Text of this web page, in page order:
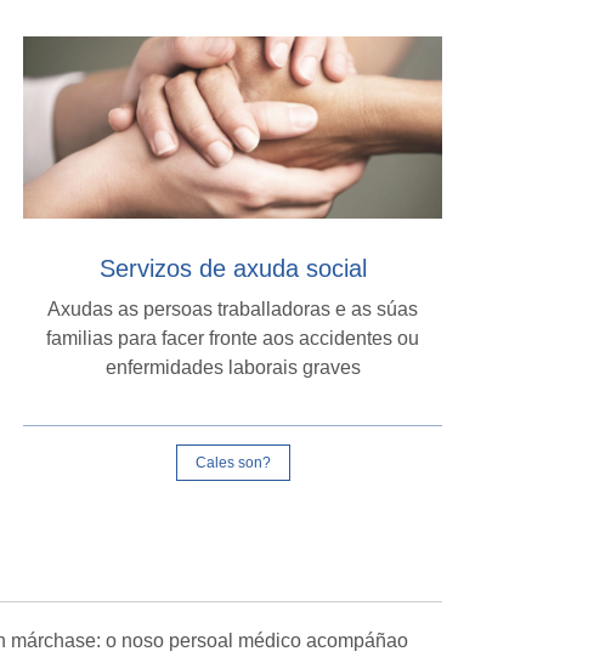
Servizos de axuda social
Axudas as persoas traballadoras e as súas
familias para facer fronte aos accidentes ou
enfermidades laborais graves
Cales son?
o noso persoal médico acompáñao